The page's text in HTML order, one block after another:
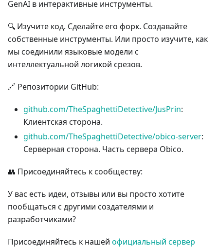
GenAI в интерактивные инструменты.
🔍 Изучите код. Сделайте его форк. Создавайте
собственные инструменты. Или просто изучите, как
мы соединили языковые модели с
интеллектуальной логикой срезов.
🔗 Репозитории GitHub:
github.com/TheSpaghettiDetective/JusPrin:
Клиентская сторона.
github.com/TheSpaghettiDetective/obico-server:
Серверная сторона. Часть сервера Obico.
👥 Присоединяйтесь к сообществу:
У вас есть идеи, отзывы или вы просто хотите
пообщаться с другими создателями и
разработчиками?
Присоединяйтесь к нашей официальный сервер